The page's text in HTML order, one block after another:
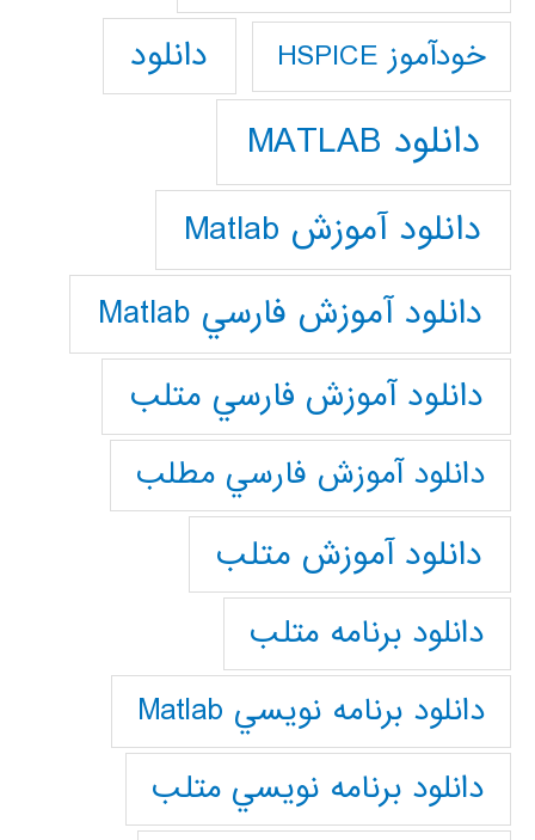
خودآموز HSPICE دانلود
دانلود MATLAB
دانلود آموزش Matlab
دانلود آموزش فارسي Matlab
دانلود آموزش فارسي متلب
دانلود آموزش فارسي مطلب
دانلود آموزش متلب
دانلود برنامه متلب
دانلود برنامه نويسي Matlab
دانلود برنامه نويسي متلب